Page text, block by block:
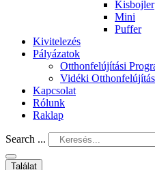
Kisbojler
Mini
Puffer
Kivitelezés
Pályázatok
Otthonfelújítási
Vidéki
Kapcsolat
Rólunk
Raklap
Search ...
Találat